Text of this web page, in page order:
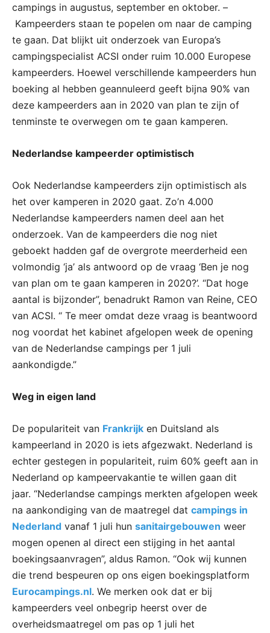
campings in augustus, september en oktober. –
Kampeerders staan te popelen om naar de camping
te gaan. Dat blijkt uit onderzoek van Europa’s
campingspecialist ACSI onder ruim 10.000 Europese
kampeerders. Hoewel verschillende kampeerders hun
boeking al hebben geannuleerd geeft bijna 90% van
deze kampeerders aan in 2020 van plan te zijn of
tenminste te overwegen om te gaan kamperen.
Nederlandse kampeerder optimistisch
Ook Nederlandse kampeerders zijn optimistisch als
het over kamperen in 2020 gaat. Zo’n 4.000
Nederlandse kampeerders namen deel aan het
onderzoek. Van de kampeerders die nog niet
geboekt hadden gaf de overgrote meerderheid een
volmondig ‘ja’ als antwoord op de vraag ‘Ben je nog
van plan om te gaan kamperen in 2020?’. “Dat hoge
aantal is bijzonder”, benadrukt Ramon van Reine, CEO
van ACSI. “ Te meer omdat deze vraag is beantwoord
nog voordat het kabinet afgelopen week de opening
van de Nederlandse campings per 1 juli
aankondigde.”
Weg in eigen land
De populariteit van Frankrijk en Duitsland als
kampeerland in 2020 is iets afgezwakt. Nederland is
echter gestegen in populariteit, ruim 60% geeft aan in
Nederland op kampeervakantie te willen gaan dit
jaar. “Nederlandse campings merkten afgelopen week
na aankondiging van de maatregel dat campings in
Nederland vanaf 1 juli hun sanitairgebouwen weer
mogen openen al direct een stijging in het aantal
boekingsaanvragen”, aldus Ramon. “Ook wij kunnen
die trend bespeuren op ons eigen boekingsplatform
Eurocampings.nl. We merken ook dat er bij
kampeerders veel onbegrip heerst over de
overheidsmaatregel om pas op 1 juli het